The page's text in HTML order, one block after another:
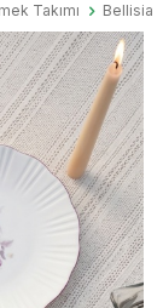
Takımı Bellisia